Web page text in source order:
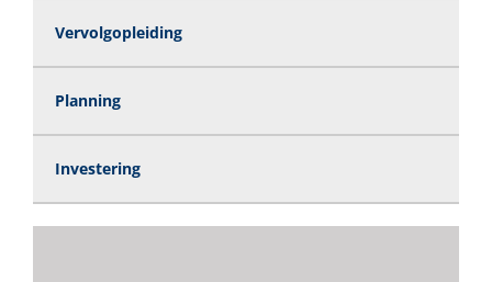
Vervolgopleiding
Planning
Investering